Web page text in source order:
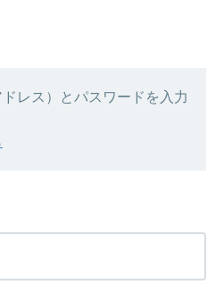
レス）とパスワードを入力